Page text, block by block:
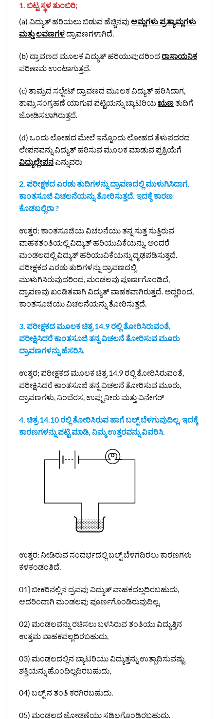
1. ಬಿಟ್ಟ ಸ್ಥಳ ತುಂಬಿರಿ;
(a) ವಿದ್ಯುತ್‌ ಹರಿಯಲು ಬಿಡುವ ಹೆಚ್ಚಿನವು ಆಮ್ಲಗಳು ಪ್ರತ್ಯಾಮ್ಲಗಳು
ಮತ್ತು ಲವಣಗಳದ್ರಾವಣಗಳಾಗಿದೆ.
(b) ದ್ರಾವಣದ ಮೂಲಕ ವಿದ್ಯುತ್ ಹರಿಯುವುದರಿಂದ ರಾಸಾಯನಿಕ
ಪರಿಣಾಮ ಉಂಟಾಗುತ್ತದೆ.
(c) ತಾಮ್ರದ ಸಲ್ಪೇಟ್ ದ್ರಾವಣದ ಮೂಲಕ ವಿದ್ಯುತ್‌ ಹರಿಸಿದಾಗ,
ತಾಮ್ರ ಸಂಗ್ರಹಣೆ ಯಾಗುವ ಪಟ್ಟಿಯನ್ನು ಬ್ಯಾಟರಿಯಋಣತುದಿಗೆ
ಜೋಡಿಸಲಾಗಿರುತ್ತದೆ.
(d) ಒಂದು ಲೋಹದ ಮೇಲೆ ಇನ್ನೊಂದು ಲೋಹದ ತೆಳುಪದರದ
ಲೇಪನವನ್ನು ವಿದ್ಯುತ್‌ ಹರಿಸುವ ಮೂಲಕ ಮಾಡುವ ಪ್ರಕ್ರಿಯೆಗೆ
ವಿದ್ಯುಲ್ಲೇಪನಎನ್ನುವರು
2. ಪರೀಕ್ಷಕದ ಎರಡು ತುದಿಗಳನ್ನು ದ್ರಾವಣದಲ್ಲಿ ಮುಳುಗಿಸಿದಾಗ,
ಕಾಂತಸೂಜಿ ವಿಚಲನೆಯನ್ನು ತೋರಿಸುತ್ತದೆ. ಇದಕ್ಕೆ ಕಾರಣ
ಕೊಡಬಲ್ಲಿರಾ ?
ಉತ್ತರ: ಕಾಂತಸೂಜಿಯ ವಿಚಲನೆಯು ತನ್ನ ಸುತ್ತ ಸುತ್ತಿರುವ
ವಾಹಕತಂತಿಯಲ್ಲಿ ವಿದ್ಯುತ್‌ ಹರಿಯುವಿಕೆಯನ್ನು, ಅಂದರೆ
ಮಂಡಲದಲ್ಲಿ ವಿದ್ಯುತ್‌ ಹರಿಯುವಿಕೆಯನ್ನು ದೃಢಪಡಿಸುತ್ತದೆ.
ಪರೀಕ್ಷಕದ ಎರಡು ತುದಿಗಳನ್ನು ದ್ರಾವಣದಲ್ಲಿ
ಮುಳುಗಿಸಿರುವುದರಿಂದ, ಮಂಡಲವು ಪೂರ್ಣಗೊಂಡಿದೆ,
ದ್ರಾವಣವು ಖಂಡಿತವಾಗಿ ವಿದ್ಯುತ್‌ ವಾಹಕವಾಗಿರುತ್ತದೆ. ಅದ್ದರಿಂದ,
ಕಾಂತಸೂಜಿಯು ವಿಚಲನೆಯನ್ನು ತೋರಿಸುತ್ತದೆ.
3. ಪರೀಕ್ಷಕದ ಮೂಲಕ ಚಿತ್ರ 14.9 ರಲ್ಲಿ ತೋರಿಸಿರುವಂತೆ,
ಪರೀಕ್ಷಿಸಿದರೆ ಕಾಂತಸೂಜಿ ತನ್ನ ವಿಚಲನೆ ತೋರಿಸುವ ಮೂರು
ದ್ರಾವಣಗಳನ್ನು ಹೆಸರಿಸಿ.
ಉತ್ತರ; ಪರೀಕ್ಷಕದ ಮೂಲಕ ಚಿತ್ರ 14,9 ರಲ್ಲಿ ತೋರಿಸಿರುವಂತೆ,
ಪರೀಕ್ಷಿಸಿದರೆ ಕಾಂತಸೂಜಿ ತನ್ನ ವಿಚಲನೆ ತೋರಿಸುವ ಮೂರು,
ದ್ರಾವಣಗಳು, ನಿಂಬೆರಸ, ಉಪ್ಪುನೀರು ಮತ್ತು ವಿನೇಗರ್
4. ಚಿತ್ರ 14.10 ರಲ್ಲಿ ತೋರಿಸಿರುವ ಹಾಗೆ ಬಲ್ಪ್ ಬೆಳಗುವುದಿಲ್ಲ. ಇದಕ್ಕೆ
ಕಾರಣಗಳನ್ನು ಪಟ್ಟಿ ಮಾಡಿ, ನಿಮ್ಮ ಉತ್ತರವನ್ನು ವಿವರಿಸಿ.
ಉತ್ತರ: ನೀಡಿರುವ ಸಂದರ್ಭದಲ್ಲಿ ಬಲ್ಪ್ ಬೆಳಗದಿರಲು ಕಾರಣಗಳು
ಕಳಕಂಡಂತಿದೆ.
01] ಬೀಕರಿನಲ್ಲಿನ ದ್ರವವು ವಿದ್ಯುತ್‌ ವಾಹಕದಲ್ಲದಿರಬಹುದು,
ಆದರಿಂದಾಗಿ ಮಂಡಲವು ಪೂರ್ಣಗೊಂಡಿರುವುದಿಲ್ಲ.
02) ಮಂಡಲವನ್ನು ರಚಿಸಲು ಬಳಸಿರುವ ತಂತಿಯು ವಿದ್ಯುತ್ತಿನ
ಉತ್ತಮ ವಾಹಕವಲ್ಲದಿರಬಹುದು,
03) ಮಂಡಲದಲ್ಲಿನ ಬ್ಯಾಟರಿಯು ವಿದ್ಯುತ್ತನ್ನು ಉತ್ಪಾದಿಸುವಷ್ಟು
ಶಕ್ತಿಯನ್ನು ಹೊಂದಿಲ್ಲದಿರಬಹುದು,
04) ಬಲ್ಪ್‌ ನ ತಂತಿ ಕರಗಿರಬಹುದು.
05) ಮಂಡಲದ ಜೋಡಣೆಯು ಸಡಿಲಗೊಂಡಿರಬಹುದು.